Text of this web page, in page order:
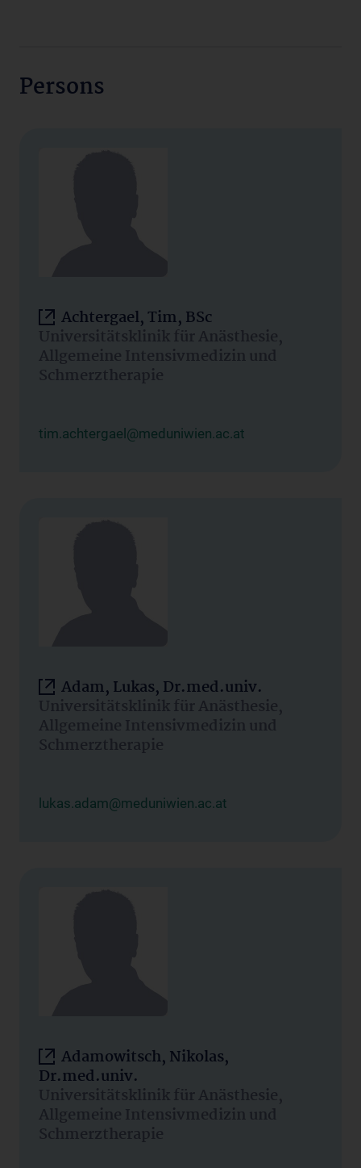
Persons
Achtergael, Tim, BSc
Universitätsklinik für Anästhesie,
Allgemeine Intensivmedizin und
Schmerztherapie
tim.achtergael@meduniwien.ac.at
Adam, Lukas, Dr.med.univ.
Universitätsklinik für Anästhesie,
Allgemeine Intensivmedizin und
Schmerztherapie
lukas.adam@meduniwien.ac.at
Adamowitsch, Nikolas,
Dr.med.univ.
Universitätsklinik für Anästhesie,
Allgemeine Intensivmedizin und
Schmerztherapie